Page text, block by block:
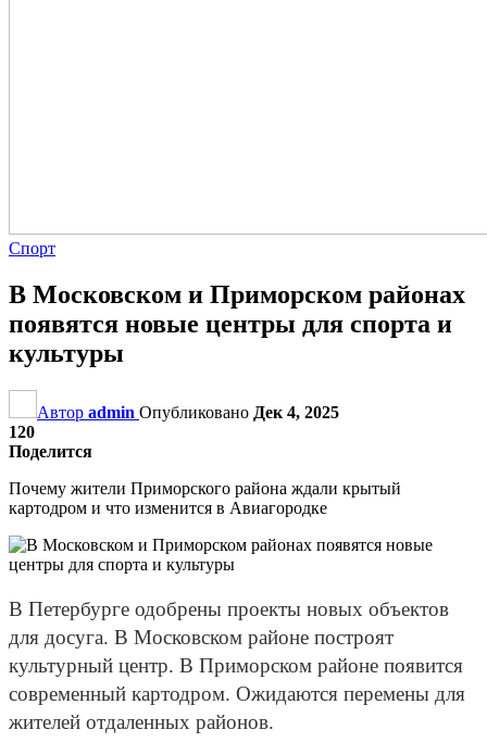
Спорт
В Московском и Приморском районах
появятся новые центры для спорта и
культуры
Автор admin Опубликовано Дек 4, 2025
120
Поделится
Почему жители Приморского района ждали крытый
картодром и что изменится в Авиагородке
В Петербурге одобрены проекты новых объектов
для досуга. В Московском районе построят
культурный центр. В Приморском районе появится
современный картодром. Ожидаются перемены для
жителей отдаленных районов.